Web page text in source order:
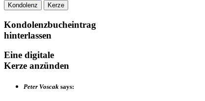
Kondolenz Kerze
Kondolenzbucheintrag
hinterlassen
Eine digitale
Kerze anzünden
Peter Voscak says: